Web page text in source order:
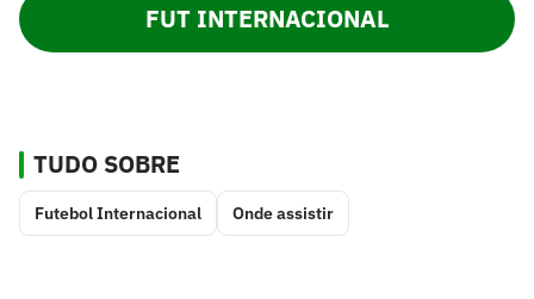
FUT INTERNACIONAL
TUDO SOBRE
Futebol Internacional Onde assistir